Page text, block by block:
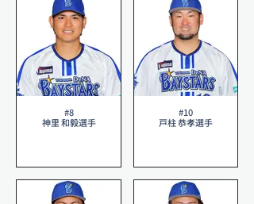
#8
神里 和毅選手
#10
戸柱 恭孝選手